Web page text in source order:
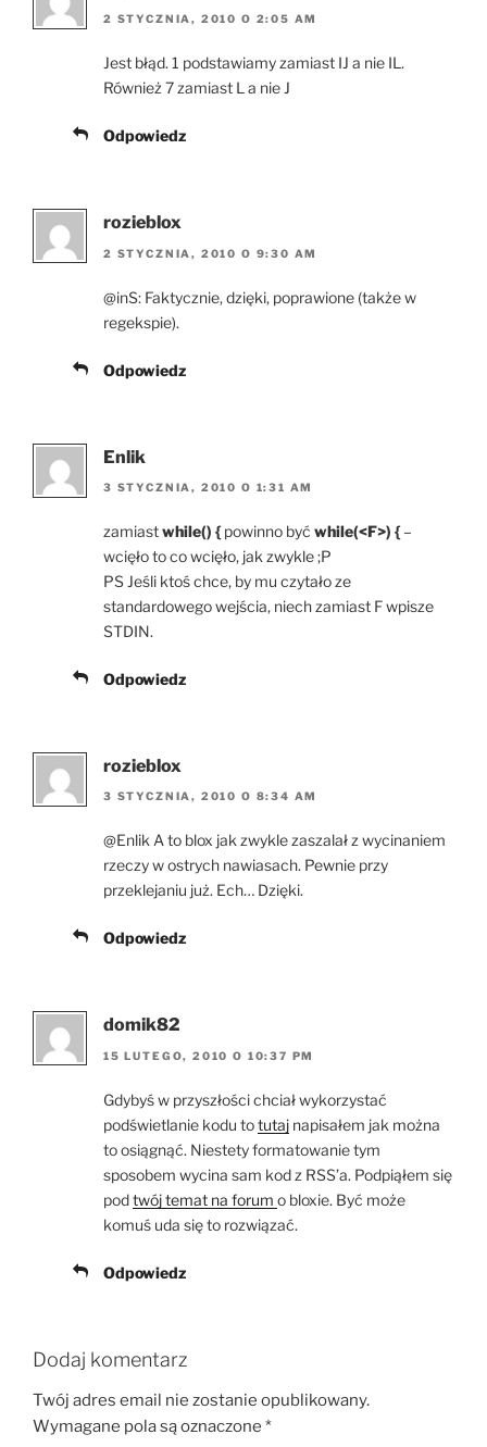
2 STYCZNIA, 2010 O 2:05 AM
Jest błąd. 1 podstawiamy zamiast IJ a nie IL.
Również 7 zamiast L a nie J
Odpowiedz
rozieblox
2 STYCZNIA, 2010 O 9:30 AM
@inS: Faktycznie, dzięki, poprawione (także w
regekspie).
Odpowiedz
Enlik
3 STYCZNIA, 2010 O 1:31 AM
zamiastwhile() {powinno być while(<F>) {–
wcięło to co wcięło, jak zwykle ;P
PS Jeśli ktoś chce, by mu czytało ze
standardowego wejścia, niech zamiast F wpisze
STDIN.
Odpowiedz
rozieblox
3 STYCZNIA, 2010 O 8:34 AM
@Enlik A to blox jak zwykle zaszalał z wycinaniem
rzeczy w ostrych nawiasach. Pewnie przy
przeklejaniu już. Ech… Dzięki.
Odpowiedz
domik82
15 LUTEGO, 2010 O 10:37 PM
Gdybyś w przyszłości chciał wykorzystać
podświetlanie kodu totutaj napisałem jak można
to osiągnąć. Niestety formatowanie tym
sposobem wycina sam kod z RSS’a. Podpiąłem się
podtwój temat na forum o bloxie. Być może
komuś uda się to rozwiązać.
Odpowiedz
Dodaj komentarz
Twój adres email nie zostanie opublikowany.
Wymagane pola są oznaczone *